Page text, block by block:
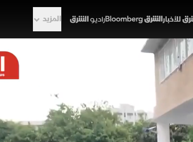
المزيد
الاستجابة لاحتياجات
من الجنوب وتراجع حجم المساعدات المقدمة